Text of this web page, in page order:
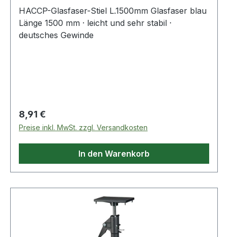
HACCP-Glasfaser-Stiel L.1500mm Glasfaser blau
Länge 1500 mm · leicht und sehr stabil ·
deutsches Gewinde
Regulärer Preis:
8,91 €
Preise inkl. MwSt. zzgl. Versandkosten
In den Warenkorb